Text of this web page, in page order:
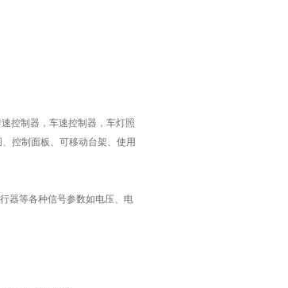
控制器，车速控制器，车灯照
控制面板、可移动台架、使用
器等各种信号参数如电压、电